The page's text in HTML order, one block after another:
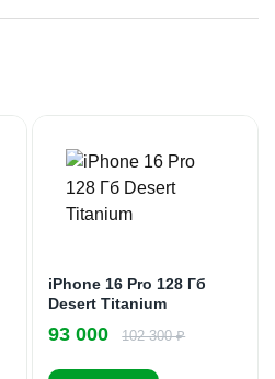
iPhone 16 Pro 128 Гб
Desert Titanium
93 000 102 300 ₽